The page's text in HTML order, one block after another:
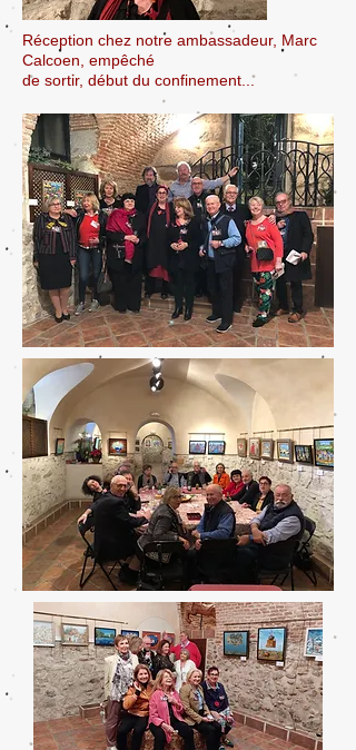
Réception chez notre ambassadeur, Marc
Calcoen, empêché
de sortir, début du confinement...